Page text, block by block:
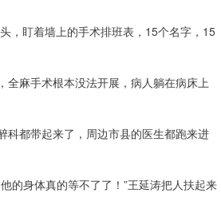
，盯着墙上的手术排班表，15个名字，15
全麻手术根本没法开展，病人躺在病床上
科都带起来了，周边市县的医生都跑来进
的身体真的等不了了！”王延涛把人扶起来